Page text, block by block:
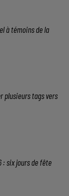
à témoins de la
plusieurs tags vers
: six jours de fête